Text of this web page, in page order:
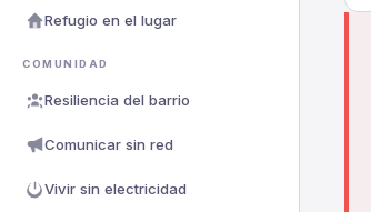
Refugio en el lugar
COMUNIDAD
Resiliencia del barrio
Comunicar sin red
Vivir sin electricidad